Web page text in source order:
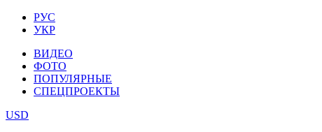
РУС
УКР
ВИДЕО
ФОТО
ПОПУЛЯРНЫЕ
СПЕЦПРОЕКТЫ
USD